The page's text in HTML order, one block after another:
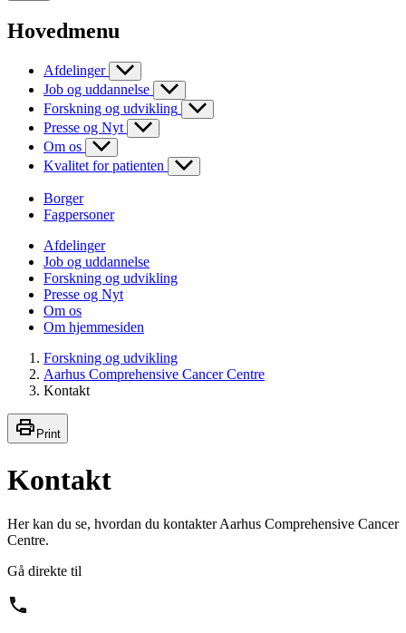
Hovedmenu
Afdelinger
Job og uddannelse
Forskning og udvikling
Presse og Nyt
Om os
Kvalitet for patienten
Borger
Fagpersoner
Afdelinger
Job og uddannelse
Forskning og udvikling
Presse og Nyt
Om os
Om hjemmesiden
Forskning og udvikling
Aarhus Comprehensive Cancer Centre
Kontakt
Print
Kontakt
Her kan du se, hvordan du kontakter Aarhus Comprehensive Cancer
Centre.
Gå direkte til